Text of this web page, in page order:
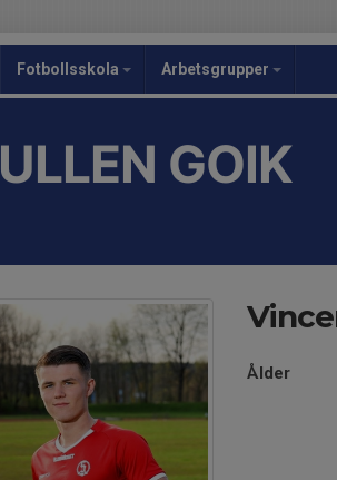
Fotbollsskola Arbetsgrupper
GOIK
Ålder